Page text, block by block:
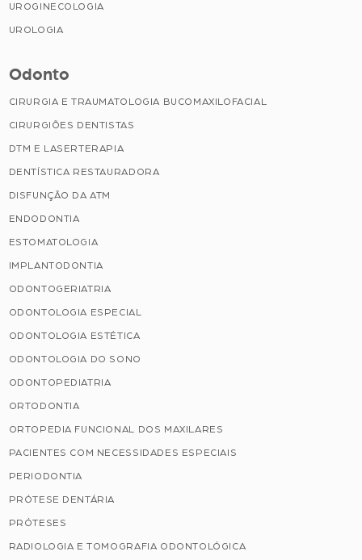
UROGINECOLOGIA
UROLOGIA
Odonto
CIRURGIA E TRAUMATOLOGIA BUCOMAXILOFACIAL
CIRURGIÕES DENTISTAS
DTM E LASERTERAPIA
DENTÍSTICA RESTAURADORA
DISFUNÇÃO DA ATM
ENDODONTIA
ESTOMATOLOGIA
IMPLANTODONTIA
ODONTOGERIATRIA
ODONTOLOGIA ESPECIAL
ODONTOLOGIA ESTÉTICA
ODONTOLOGIA DO SONO
ODONTOPEDIATRIA
ORTODONTIA
ORTOPEDIA FUNCIONAL DOS MAXILARES
PACIENTES COM NECESSIDADES ESPECIAIS
PERIODONTIA
PRÓTESE DENTÁRIA
PRÓTESES
RADIOLOGIA E TOMOGRAFIA ODONTOLÓGICA